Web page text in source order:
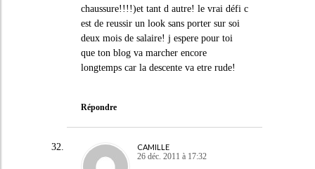
chaussure!!!!)et tant d autre! le vrai défi c
est de reussir un look sans porter sur soi
deux mois de salaire! j espere pour toi
que ton blog va marcher encore
longtemps car la descente va etre rude!
Répondre
CAMILLE
26 déc. 2011 à 17:32